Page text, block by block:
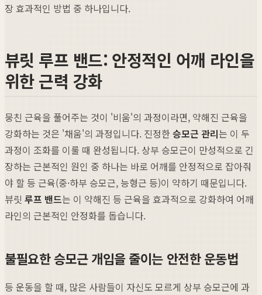
장 효과적인 방법 중 하나입니다.
뷰릿 루프 밴드: 안정적인 어깨 라인을
위한 근력 강화
뭉친 근육을 풀어주는 것이 '비움'의 과정이라면, 약해진 근육을
강화하는 것은 '채움'의 과정입니다. 진정한 승모근 관리는 이 두
과정이 조화를 이룰 때 완성됩니다. 상부 승모근이 만성적으로 긴
장하는 근본적인 원인 중 하나는 바로 어깨를 안정적으로 잡아줘
야 할 등 근육(중·하부 승모근, 능형근 등)이 약하기 때문입니다.
뷰릿 루프 밴드는 이 약해진 등 근육을 효과적으로 강화하여 어깨
라인의 근본적인 안정화를 돕습니다.
불필요한 승모근 개입을 줄이는 안전한 운동법
등 운동을 할 때, 많은 사람들이 자신도 모르게 상부 승모근에 과